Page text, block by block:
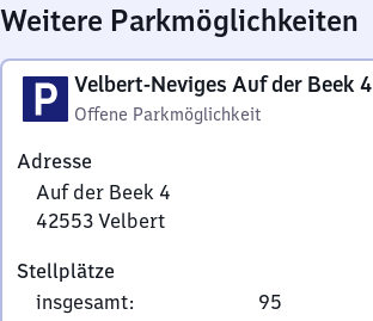
Weitere Parkmöglichkeiten
Velbert-Neviges Auf der Beek 4
Offene Parkmöglichkeit
Adresse
Auf der Beek 4
42553 Velbert
der
Beek
Stellplätze
insgesamt:
95